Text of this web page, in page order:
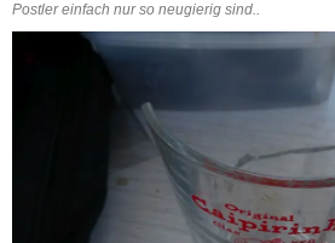
Postler einfach nur so neugierig sind..